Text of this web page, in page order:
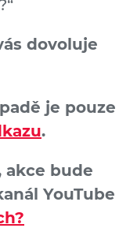
dovoluje
je pouze
.
akce bude
YouTube